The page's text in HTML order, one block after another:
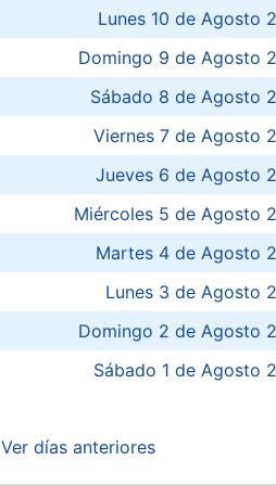
Lunes 10 de Agosto
Domingo 9 de Agosto
Sábado 8 de Agosto
Viernes 7 de Agosto
Jueves 6 de Agosto
Miércoles 5 de Agosto
Martes 4 de Agosto
Lunes 3 de Agosto
Domingo 2 de Agosto
Sábado 1 de Agosto
Ver días anteriores